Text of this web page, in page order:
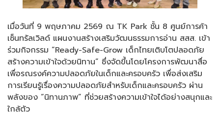
เมื่อวันที่ 9 พฤษภาคม 2569 ณ TK Park ชั้น 8 ศูนย์การค้า
เซ็นทรัลเวิลด์ แผนงานสร้างเสริมวัฒนธรรมการอ่าน สสส. เข้า
ร่วมกิจกรรม “Ready-Safe-Grow เด็กไทยเติบโตปลอดภัย
สร้างความเข้าใจด้วยนิทาน” ซึ่งจัดขึ้นโดยโครงการพัฒนาสื่อ
เพื่อรณรงค์ความปลอดภัยในเด็กและครอบครัว เพื่อส่งเสริม
การเรียนรู้เรื่องความปลอดภัยสำหรับเด็กและครอบครัว ผ่าน
พลังของ “นิทานภาพ” ที่ช่วยสร้างความเข้าใจได้อย่างสนุกและ
ใกล้ตัว